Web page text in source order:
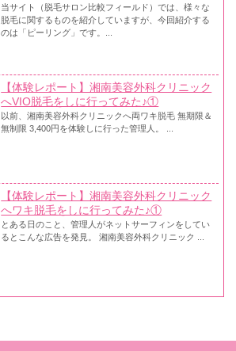
当サイト（脱毛サロン比較フィールド）では、様々な
脱毛に関するものを紹介していますが、今回紹介する
のは「ピーリング」です。...
【体験レポート】湘南美容外科クリニック
へVIO脱毛をしに行ってみた♪①
以前、湘南美容外科クリニックへ両ワキ脱毛 無期限＆
無制限 3,400円を体験しに行った管理人。 ...
【体験レポート】湘南美容外科クリニック
へワキ脱毛をしに行ってみた♪①
とある日のこと、管理人がネットサーフィンをしてい
るとこんな広告を発見。 湘南美容外科クリニック ...